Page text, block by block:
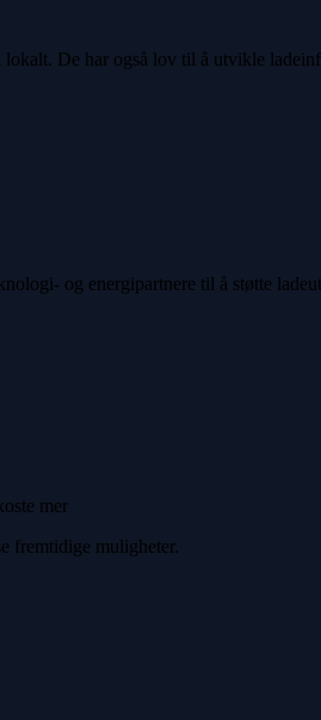
lokalt. De har også lov til å utvikle
og energipartnere til å støtte
mer
fremtidige muligheter.